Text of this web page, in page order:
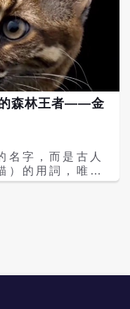
的森林王者——金
名字，而是古人
）的用詞，唯一
和獨特的外觀特
者。金貓是四肢
物，體長接近1